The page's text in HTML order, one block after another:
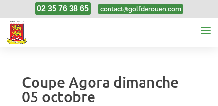
02 35 76 38 65 contact@golfderouen.com
Coupe Agora dimanche
05 octobre